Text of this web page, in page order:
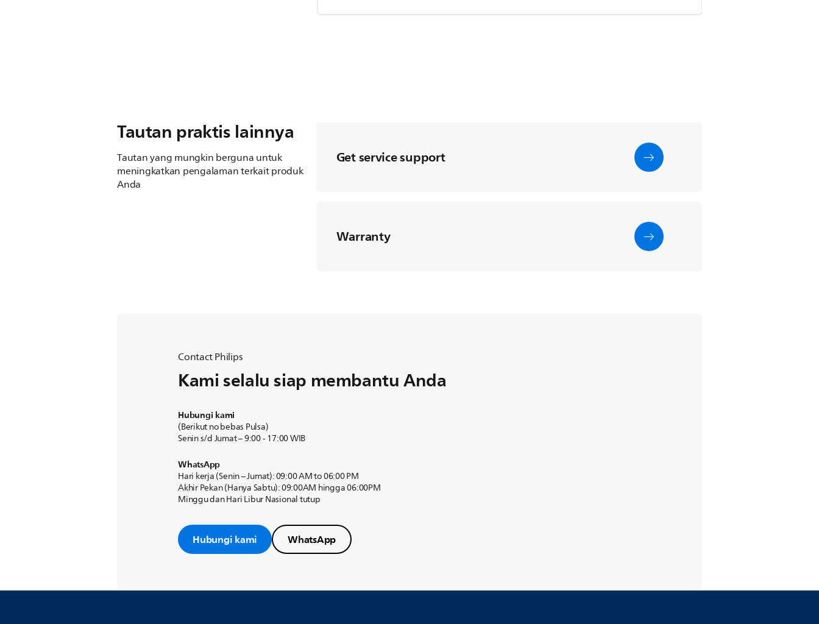
Tautan praktis lainnya
Tautan yang mungkin berguna untuk
meningkatkan pengalaman terkait produk
Anda
Get service support
Warranty
Contact Philips
Kami selalu siap membantu Anda
Hubungi kami
(Berikut no bebas Pulsa)
Senin s/d Jumat – 9:00 - 17:00 WIB
WhatsApp
Hari kerja (Senin – Jumat): 09:00 AM to 06:00 PM
Akhir Pekan (Hanya Sabtu): 09:00AM hingga 06:00PM
Minggu dan Hari Libur Nasional tutup
Hubungi kami WhatsApp